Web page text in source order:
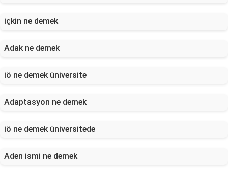
içkin ne demek
Adak ne demek
iö ne demek üniversite
Adaptasyon ne demek
iö ne demek üniversitede
Aden ismi ne demek